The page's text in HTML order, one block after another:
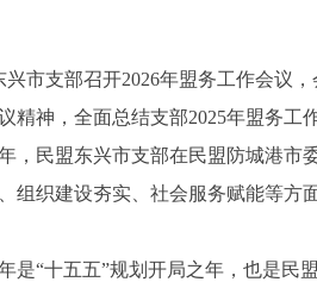
兴市支部召开2026年盟务工作会议
精神，全面总结支部2025年盟务工
，民盟东兴市支部在民盟防城港
组织建设夯实、社会服务赋能等
是“十五五”规划开局之年，也是